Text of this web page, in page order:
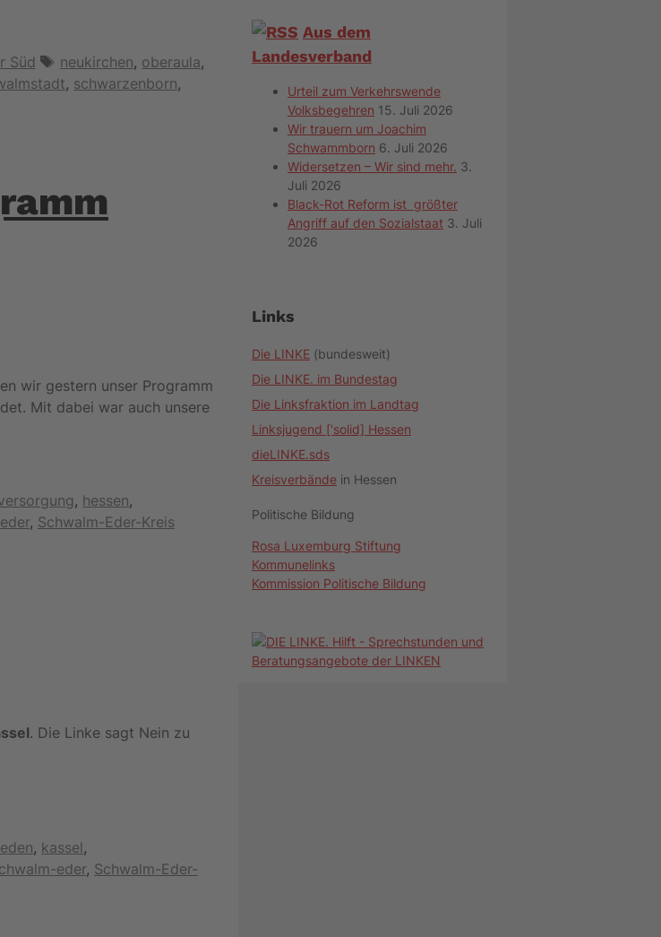
Süd Schlagwörter
neukirchen, oberaula,
, schwarzenborn,
wir gestern unser Programm
Mit dabei war auch unsere
, hessen,
, Schwalm-Eder-Kreis
. Die Linke sagt Nein zu
, kassel,
eder, Schwalm-Eder-
Aus dem
Landesverband
Urteil zum Verkehrswende
Volksbegehren 15. Juli 2026
Wir trauern um Joachim
Schwammborn 6. Juli 2026
Widersetzen – Wir sind mehr. 3.
Juli 2026
Black-Rot Reform ist größter
Angriff auf den Sozialstaat 3. Juli
2026
Links
Die LINKE (bundesweit)
Die LINKE. im Bundestag
Die Linksfraktion im Landtag
Linksjugend ['solid] Hessen
dieLINKE.sds
Kreisverbände in Hessen
Politische Bildung
Rosa Luxemburg Stiftung
Kommunelinks
Kommission Politische Bildung